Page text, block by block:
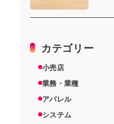
カテゴリー
小売店
業務・業種
アパレル
システム